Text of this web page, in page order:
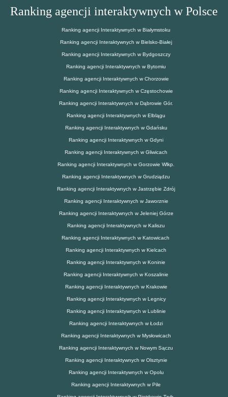
Ranking agencji interaktywnych w Polsce
Ranking agencji Interaktywnych w Białymstoku
Ranking agencji Interaktywnych w Bielsko-Białej
Ranking agencji Interaktywnych w Bydgoszczy
Ranking agencji Interaktywnych w Bytomiu
Ranking agencji Interaktywnych w Chorzowie
Ranking agencji Interaktywnych w Częstochowie
Ranking agencji Interaktywnych w Dąbrowie Gór.
Ranking agencji Interaktywnych w Elblągu
Ranking agencji Interaktywnych w Gdańsku
Ranking agencji Interaktywnych w Gdyni
Ranking agencji Interaktywnych w Gliwicach
Ranking agencji Interaktywnych w Gorzowie Wlkp.
Ranking agencji Interaktywnych w Grudziądzu
Ranking agencji Interaktywnych w Jastrzębie Zdrój
Ranking agencji Interaktywnych w Jaworznie
Ranking agencji Interaktywnych w Jeleniej Górze
Ranking agencji Interaktywnych w Kaliszu
Ranking agencji Interaktywnych w Katowicach
Ranking agencji Interaktywnych w Kielcach
Ranking agencji Interaktywnych w Koninie
Ranking agencji Interaktywnych w Koszalinie
Ranking agencji Interaktywnych w Krakowie
Ranking agencji Interaktywnych w Legnicy
Ranking agencji Interaktywnych w Lublinie
Ranking agencji Interaktywnych w Łodzi
Ranking agencji Interaktywnych w Mysłowicach
Ranking agencji Interaktywnych w Nowym Sączu
Ranking agencji Interaktywnych w Olsztynie
Ranking agencji Interaktywnych w Opolu
Ranking agencji Interaktywnych w Pile